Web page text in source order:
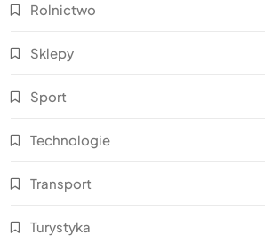
Rolnictwo
Sklepy
Sport
Technologie
Transport
Turystyka